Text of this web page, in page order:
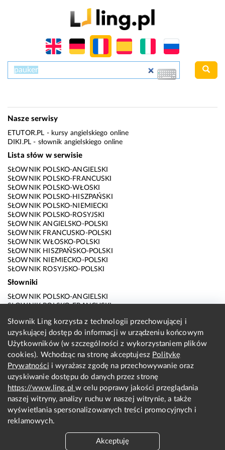
Nasze serwisy
ETUTOR.PL - kursy angielskiego online
DIKI.PL - słownik angielskiego online
Lista słów w serwisie
SŁOWNIK POLSKO-ANGIELSKI
SŁOWNIK POLSKO-FRANCUSKI
SŁOWNIK POLSKO-WŁOSKI
SŁOWNIK POLSKO-HISZPAŃSKI
SŁOWNIK POLSKO-NIEMIECKI
SŁOWNIK POLSKO-ROSYJSKI
SŁOWNIK ANGIELSKO-POLSKI
SŁOWNIK FRANCUSKO-POLSKI
SŁOWNIK WŁOSKO-POLSKI
SŁOWNIK HISZPAŃSKO-POLSKI
SŁOWNIK NIEMIECKO-POLSKI
SŁOWNIK ROSYJSKO-POLSKI
Słowniki
SŁOWNIK POLSKO-ANGIELSKI
SŁOWNIK POLSKO-FRANCUSKI
SŁOWNIK POLSKO-HISZPAŃSKI
SŁOWNIK POLSKO-NIEMIECKI
SŁOWNIK POLSKO-ROSYJSKI
SŁOWNIK ANGIELSKO-POLSKI
SŁOWNIK FRANCUSKO-POLSKI
SŁOWNIK WŁOSKO-POLSKI
SŁOWNIK HISZPAŃSKO-POLSKI
SŁOWNIK NIEMIECKO-POLSKI
SŁOWNIK ROSYJSKO-POLSKI
O nas
KONTAKT Z REDAKCJĄ
Słownik Ling korzysta z technologii przechowującej i
uzyskującej dostęp do informacji w urządzeniu końcowym
Użytkowników (w szczególności z wykorzystaniem plików
cookies). Wchodząc na stronę akceptujesz Politykę
Prywatności i wyrażasz zgodę na przechowywanie oraz
uzyskiwanie dostępu do danych przez stronę
https://www.ling.plw celu poprawy jakości przeglądania
naszej witryny, analizy ruchu w naszej witrynie, a także
wyświetlania spersonalizowanych treści promocyjnych i
reklamowych.
Akceptuję